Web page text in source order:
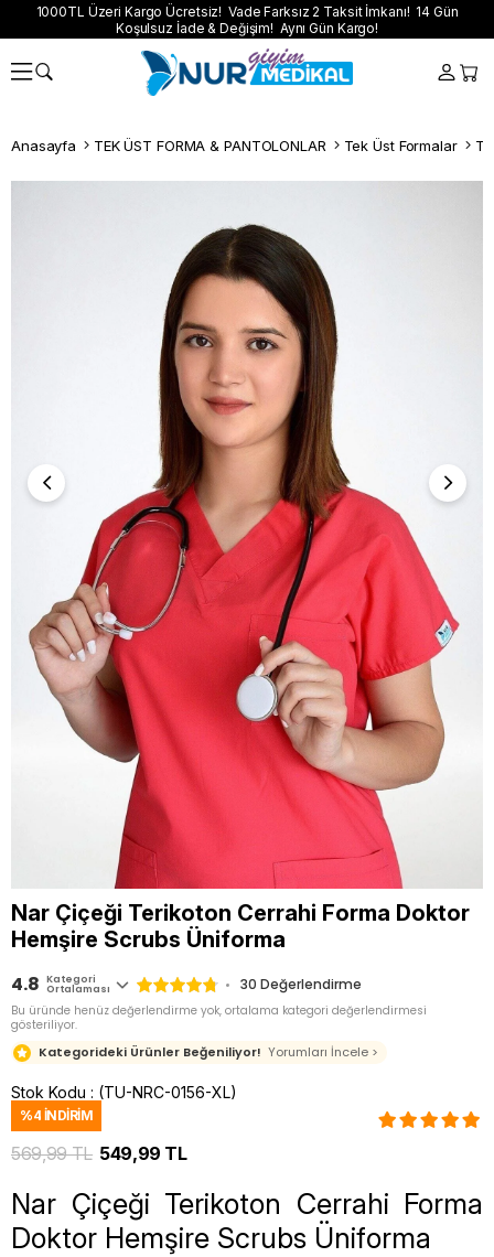
1000TL Üzeri Kargo Ücretsiz! Vade Farksız 2 Taksit İmkanı! 14 Gün
Koşulsuz İade & Değişim! Aynı Gün Kargo!
Anasayfa TEK ÜST FORMA & PANTOLONLAR Tek Üst Formalar
Nar Çiçeği Terikoton Cerrahi Forma Doktor
Hemşire Scrubs Üniforma
4.8 Kategori
Ortalaması 30 Değerlendirme
Bu üründe henüz değerlendirme yok, ortalama kategori değerlendirmesi
gösteriliyor.
Kategorideki Ürünler Beğeniliyor! Yorumları İncele >
Stok Kodu (TU-NRC-0156-XL)
%4 İNDIRIM
569,99 TL 549,99 TL
Nar Çiçeği Terikoton Cerrahi Forma
Doktor Hemşire Scrubs Üniforma